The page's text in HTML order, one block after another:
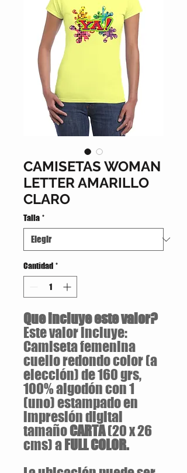
CAMISETAS WOMAN
LETTER AMARILLO
CLARO
Talla *
Cantidad *
Que incluye este valor?
Este valor incluye:
Camiseta femenina
cuello redondo color (a
elección) de 160 grs,
100% algodón con 1
(uno) estampado en
impresión digital
tamañoCARTA(20 x 26
cms) a FULL COLOR.